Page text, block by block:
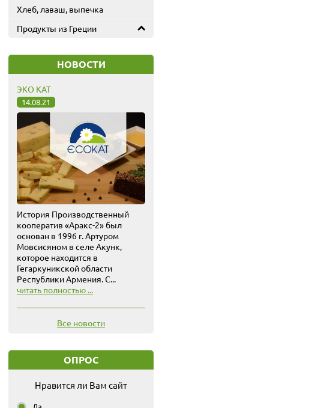
Хлеб, лаваш, выпечка
Продукты из Греции
НОВОСТИ
ЭКО КАТ
14.08.21
История Производственный
кооператив «Аракс-2» был
основан в 1996 г. Артуром
Мовсисяном в селе Акунк,
которое находится в
Гегаркуникской области
Республики Армения. С...
читать полностью ...
Все новости
ОПРОС
Нравится ли Вам сайт